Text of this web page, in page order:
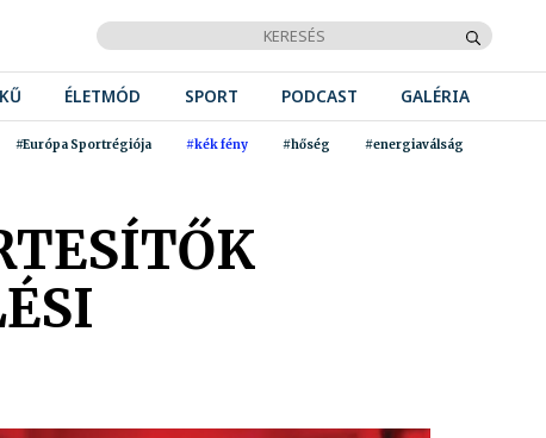
ÉLETMÓD SPORT PODCAST GALÉRIA
#Európa Sportrégiója #kék fény #hőség #energiaválság